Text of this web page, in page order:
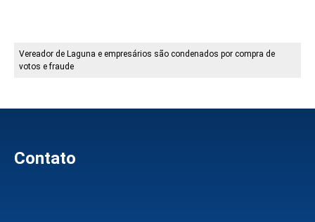
Vereador de Laguna e empresários são condenados por compra de
votos e fraude
Contato